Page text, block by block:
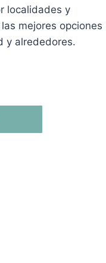
localidades y
mejores opciones
y alrededores.